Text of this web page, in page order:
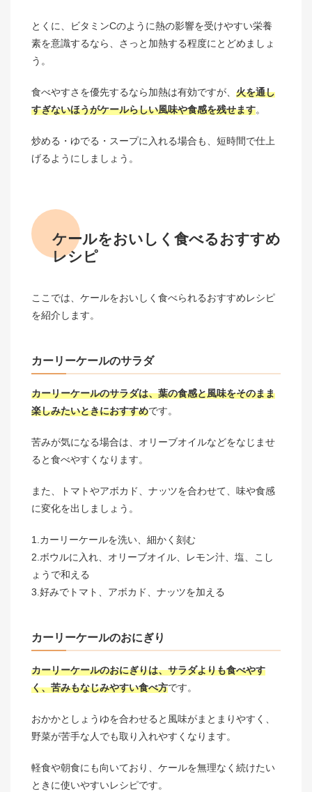
とくに、ビタミンCのように熱の影響を受けやすい栄養
素を意識するなら、さっと加熱する程度にとどめましょ
う。
食べやすさを優先するなら加熱は有効ですが、 火を通し
すぎないほうがケールらしい風味や食感を残せます。
炒める・ゆでる・スープに入れる場合も、短時間で仕上
げるようにしましょう。
ケールをおいしく食べるおすすめ
レシピ
ここでは、ケールをおいしく食べられるおすすめレシピ
を紹介します。
カーリーケールのサラダ
カーリーケールのサラダは、葉の食感と風味をそのまま
楽しみたいときにおすすめです。
苦みが気になる場合は、オリーブオイルなどをなじませ
ると食べやすくなります。
また、トマトやアボカド、ナッツを合わせて、味や食感
に変化を出しましょう。
1.カーリーケールを洗い、細かく刻む
2.ボウルに入れ、オリーブオイル、レモン汁、塩、こし
ょうで和える
3.好みでトマト、アボカド、ナッツを加える
カーリーケールのおにぎり
カーリーケールのおにぎりは、サラダよりも食べやす
く、苦みもなじみやすい食べ方です。
おかかとしょうゆを合わせると風味がまとまりやすく、
野菜が苦手な人でも取り入れやすくなります。
軽食や朝食にも向いており、ケールを無理なく続けたい
ときに使いやすいレシピです。